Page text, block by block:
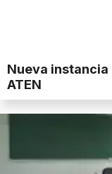
Nueva
ATEN